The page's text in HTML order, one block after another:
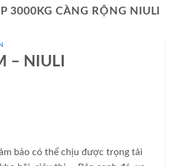
3000KG CÀNG RỘNG NIULI
– NIULI
bảo có thể chịu được trọng tải